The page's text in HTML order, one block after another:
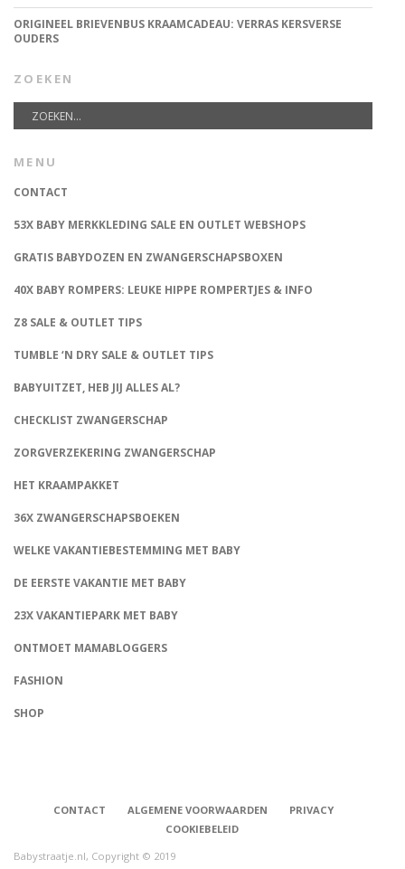
ORIGINEEL BRIEVENBUS KRAAMCADEAU: VERRAS KERSVERSE
OUDERS
ZOEKEN
MENU
CONTACT
53X BABY MERKKLEDING SALE EN OUTLET WEBSHOPS
GRATIS BABYDOZEN EN ZWANGERSCHAPSBOXEN
40X BABY ROMPERS: LEUKE HIPPE ROMPERTJES & INFO
Z8 SALE & OUTLET TIPS
TUMBLE ‘N DRY SALE & OUTLET TIPS
BABYUITZET, HEB JIJ ALLES AL?
CHECKLIST ZWANGERSCHAP
ZORGVERZEKERING ZWANGERSCHAP
HET KRAAMPAKKET
36X ZWANGERSCHAPSBOEKEN
WELKE VAKANTIEBESTEMMING MET BABY
DE EERSTE VAKANTIE MET BABY
23X VAKANTIEPARK MET BABY
ONTMOET MAMABLOGGERS
FASHION
SHOP
CONTACT ALGEMENE VOORWAARDEN
PRIVACY
COOKIEBELEID
Babystraatje.nl, Copyright © 2019